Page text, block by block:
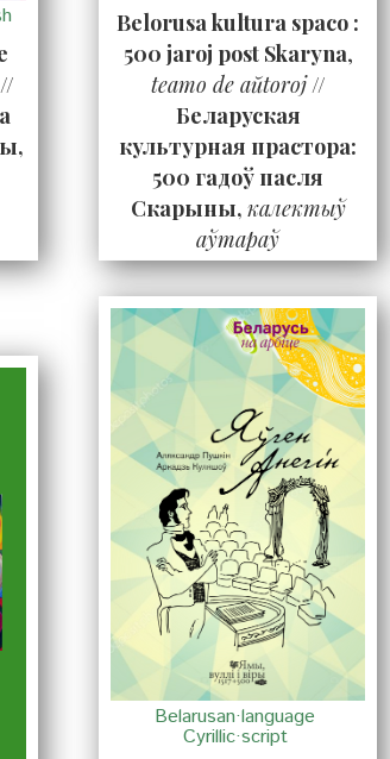
//
Belorusa kultura spaco :
500 jaroj post Skaryna,
teamo de aŭtoroj//
Беларуская
культурная прастора:
500 гадоў пасля
Скарыны, калектыў
аўтараў
Belarusan·language
Cyrillic·script